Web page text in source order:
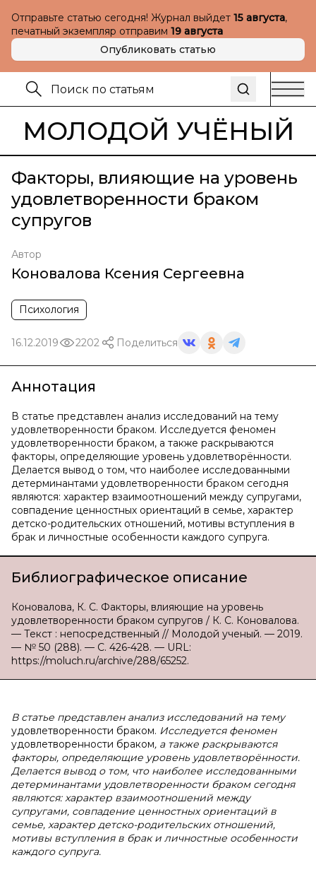
Отправьте статью сегодня! Журнал выйдет 15 августа,
печатный экземпляр отправим 19 августа
Опубликовать статью
МОЛОДОЙ УЧЁНЫЙ
Факторы, влияющие на уровень
удовлетворенности браком
супругов
Автор
Коновалова Ксения Сергеевна
Психология
16.12.2019 2202 Поделиться
Аннотация
В статье представлен анализ исследований на тему
удовлетворенности браком. Исследуется феномен
удовлетворенности браком, а также раскрываются
факторы, определяющие уровень удовлетворённости.
Делается вывод о том, что наиболее исследованными
детерминантами удовлетворенности браком сегодня
являются: характер взаимоотношений между супругами,
совпадение ценностных ориентаций в семье, характер
детско-родительских отношений, мотивы вступления в
брак и личностные особенности каждого супруга.
Библиографическое описание
Коновалова, К. С. Факторы, влияющие на уровень
удовлетворенности браком супругов / К. С. Коновалова.
— Текст : непосредственный // Молодой ученый. — 2019.
— № 50 (288). — С. 426-428. — URL:
https://moluch.ru/archive/288/65252.
В статье представлен анализ исследований на тему
удовлетворенности браком. Исследуется феномен
удовлетворенности браком, а также раскрываются
факторы, определяющие уровень удовлетворённости.
Делается вывод о том, что наиболее исследованными
детерминантами удовлетворенности браком сегодня
являются: характер взаимоотношений между
супругами, совпадение ценностных ориентаций в
семье, характер детско-родительских отношений,
мотивы вступления в брак и личностные особенности
каждого супруга.